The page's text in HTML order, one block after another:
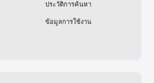
กและฟอนต์ฮิตนับร้อย
Maker)
ประวัติการค้นหา
ข้อมูลการใช้งาน